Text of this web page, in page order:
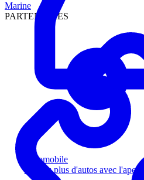
Automobile
Vendez plus d'autos avec
Marine
PARTENAIRES